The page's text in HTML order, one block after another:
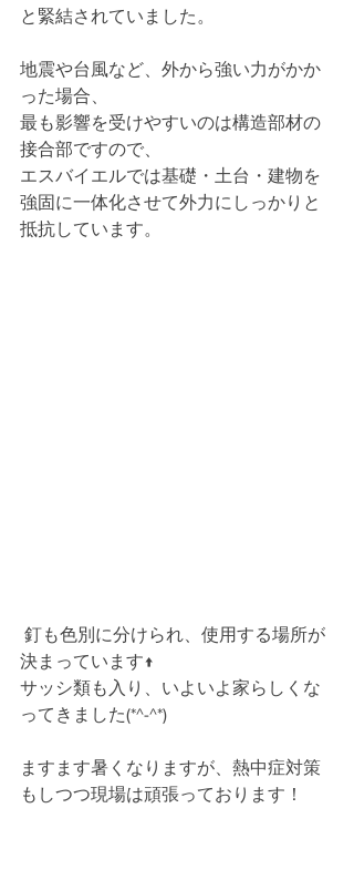
と緊結されていました。
地震や台風など、外から強い力がかか
った場合、
最も影響を受けやすいのは構造部材の
接合部ですので、
エスバイエルでは基礎・土台・建物を
強固に一体化させて外力にしっかりと
抵抗しています。
決まっています↑
サッシ類も入り、いよいよ家らしくな
ってきました(*^-^*)
ますます暑くなりますが、熱中症対策
もしつつ現場は頑張っております！